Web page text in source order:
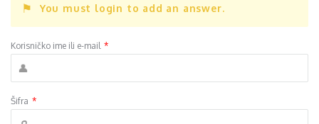
You must login to add an answer.
Korisničko ime ili e-mail *
Šifra *